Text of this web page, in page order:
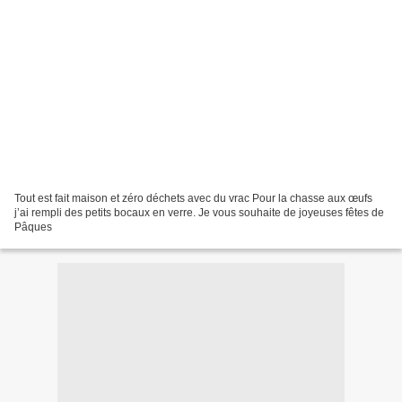
Tout est fait maison et zéro déchets avec du vrac Pour la chasse aux œufs
j’ai rempli des petits bocaux en verre. Je vous souhaite de joyeuses fêtes de
Pâques